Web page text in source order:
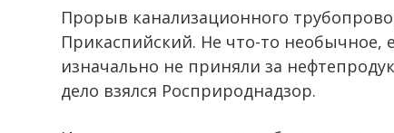
Прорыв канализационного
Прикаспийский. Не что-то
изначально не приняли за
дело взялся Росприроднадзор.